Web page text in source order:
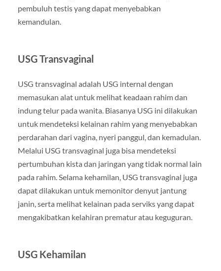
pembuluh testis yang dapat menyebabkan
kemandulan.
USG Transvaginal
USG transvaginal adalah USG internal dengan
memasukan alat untuk melihat keadaan rahim dan
indung telur pada wanita. Biasanya USG ini dilakukan
untuk mendeteksi kelainan rahim yang menyebabkan
perdarahan dari vagina, nyeri panggul, dan kemadulan.
Melalui USG transvaginal juga bisa mendeteksi
pertumbuhan kista dan jaringan yang tidak normal lain
pada rahim. Selama kehamilan, USG transvaginal juga
dapat dilakukan untuk memonitor denyut jantung
janin, serta melihat kelainan pada serviks yang dapat
mengakibatkan kelahiran prematur atau keguguran.
USG Kehamilan